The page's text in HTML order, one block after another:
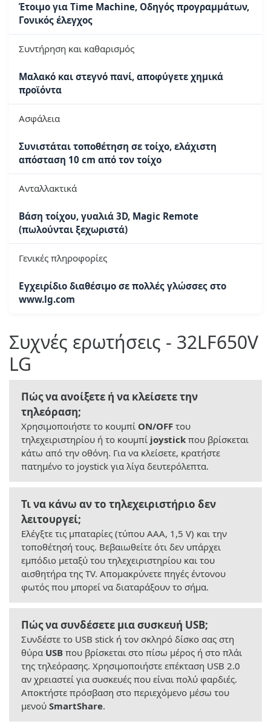
Έτοιμο για Time Machine, Οδηγός προγραμμάτων,
Γονικός έλεγχος
Συντήρηση και καθαρισμός
Μαλακό και στεγνό πανί, αποφύγετε χημικά
προϊόντα
Ασφάλεια
Συνιστάται τοποθέτηση σε τοίχο, ελάχιστη
απόσταση 10 cm από τον τοίχο
Ανταλλακτικά
Βάση τοίχου, γυαλιά 3D, Magic Remote
(πωλούνται ξεχωριστά)
Γενικές πληροφορίες
Εγχειρίδιο διαθέσιμο σε πολλές γλώσσες στο
www.lg.com
Συχνές ερωτήσεις - 32LF650V
LG
Πώς να ανοίξετε ή να κλείσετε την
τηλεόραση;
Χρησιμοποιήστε το κουμπί ON/OFF του
τηλεχειριστηρίου ή το κουμπί joystick που βρίσκεται
κάτω από την οθόνη. Για να κλείσετε, κρατήστε
πατημένο το joystick για λίγα δευτερόλεπτα.
Τι να κάνω αν το τηλεχειριστήριο δεν
λειτουργεί;
Ελέγξτε τις μπαταρίες (τύπου AAA, 1,5 V) και την
τοποθέτησή τους. Βεβαιωθείτε ότι δεν υπάρχει
εμπόδιο μεταξύ του τηλεχειριστηρίου και του
αισθητήρα της TV. Απομακρύνετε πηγές έντονου
φωτός που μπορεί να διαταράξουν το σήμα.
Πώς να συνδέσετε μια συσκευή USB;
Συνδέστε το USB stick ή τον σκληρό δίσκο σας στη
θύρα USB που βρίσκεται στο πίσω μέρος ή στο πλάι
της τηλεόρασης. Χρησιμοποιήστε επέκταση USB 2.0
αν χρειαστεί για συσκευές που είναι πολύ φαρδιές.
Αποκτήστε πρόσβαση στο περιεχόμενο μέσω του
μενού SmartShare.